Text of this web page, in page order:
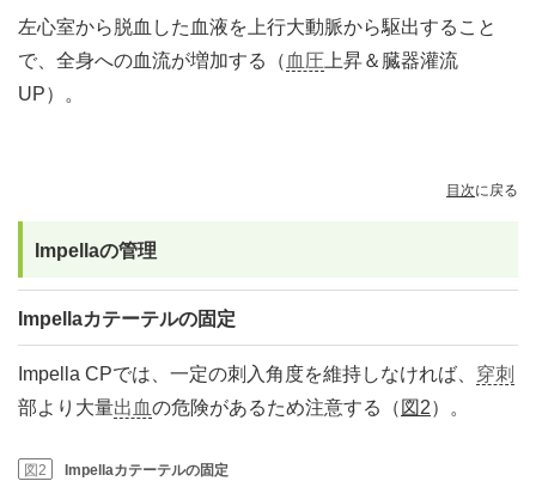
左心室から脱血した血液を上行大動脈から駆出すること
で、全身への血流が増加する（ 血圧 上昇＆臓器灌流
UP）。
目次に戻る
Impellaの管理
Impellaカテーテルの固定
Impella CPでは、一定の刺入角度を維持しなければ、 穿刺
部より大量出血の危険があるため注意する（ 図2）。
図2 Impellaカテーテルの固定